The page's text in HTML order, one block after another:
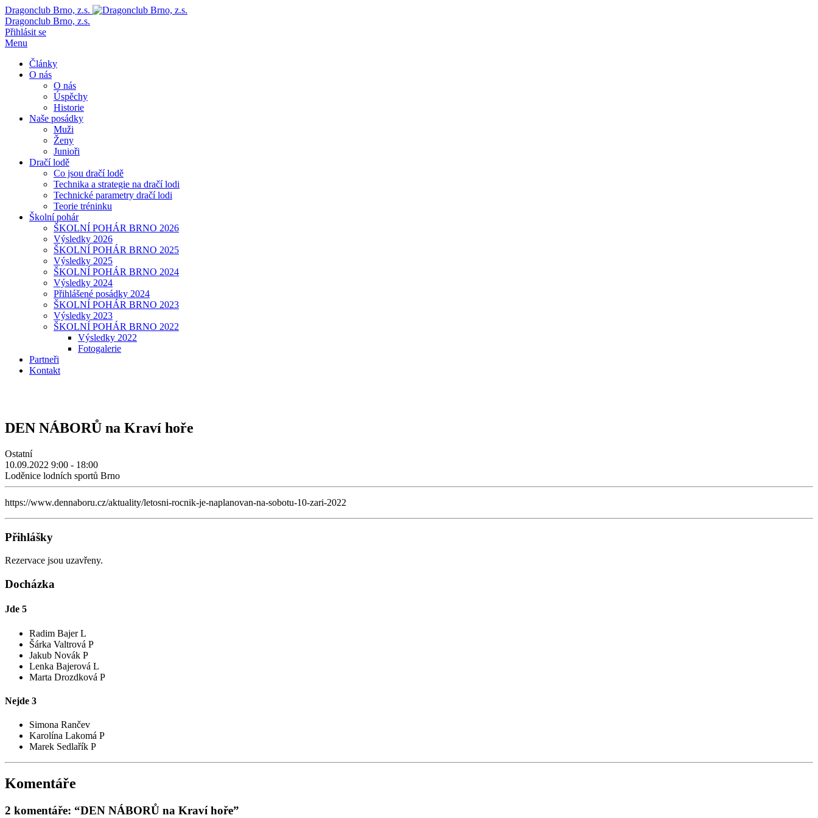
Dragonclub Brno, z.s.
Dragonclub Brno, z.s.
Přihlásit se
Menu
Články
O nás
O nás
Úspěchy
Historie
Naše posádky
Muži
Ženy
Junioři
Dračí lodě
Co jsou dračí lodě
Technika a strategie na dračí lodi
Technické parametry dračí lodi
Teorie tréninku
Školní pohár
ŠKOLNÍ POHÁR BRNO 2026
Výsledky 2026
ŠKOLNÍ POHÁR BRNO 2025
Výsledky 2025
ŠKOLNÍ POHÁR BRNO 2024
Výsledky 2024
Přihlášené posádky 2024
ŠKOLNÍ POHÁR BRNO 2023
Výsledky 2023
ŠKOLNÍ POHÁR BRNO 2022
Výsledky 2022
Fotogalerie
Partneři
Kontakt
DEN NÁBORŮ na Kraví hoře
Ostatní
10.09.2022 9:00 - 18:00
Loděnice lodních sportů Brno
https://www.dennaboru.cz/aktuality/letosni-rocnik-je-naplanovan-na-sobotu-10-zari-2022
Přihlášky
Rezervace jsou uzavřeny.
Docházka
Jde 5
Radim Bajer L
Šárka Valtrová P
Jakub Novák P
Lenka Bajerová L
Marta Drozdková P
Nejde 3
Simona Rančev
Karolína Lakomá P
Marek Sedlařík P
Komentáře
2 komentáře: “DEN NÁBORŮ na Kraví hoře”